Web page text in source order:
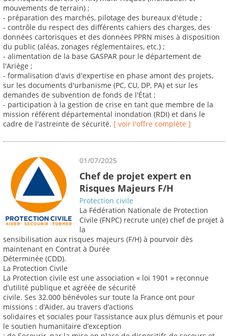
mouvements de terrain) ;
- préparation des marchés, pilotage des bureaux d'étude ;
- contrôle du respect des différents cahiers des charges, des
données cartorisques et des données PPRN mises à disposition
du public (aléas, zonages réglementaires, etc.) ;
- alimentation de la base GASPAR pour le département de
l'Ariège ;
- formalisation d'avis d'expertise en phase amont des projets,
sur les documents d'urbanisme (PC, CU, DP, PA) et sur les
demandes de subvention de fonds de l'État ;
- participation à la gestion de crise en tant que membre de la
mission référent départemental inondation (RDI) et dans le
cadre de l'astreinte de sécurité. [ voir l'offre complète ]
01/07/2025
Chef de projet expert en
Risques Majeurs F/H
Protection civile
La Fédération Nationale de Protection
Civile (FNPC) recrute un(e) chef de projet à
la
sensibilisation aux risques majeurs (F/H) à pourvoir dès
maintenant en Contrat à Durée
Déterminée (CDD).
La Protection Civile
La Protection civile est une association « loi 1901 » reconnue
d’utilité publique et agréée de sécurité
civile. Ses 32.000 bénévoles sur toute la France ont pour
missions : d’Aider, au travers d’actions
solidaires et sociales pour l’assistance aux plus démunis et pour
le soutien humanitaire d’exception